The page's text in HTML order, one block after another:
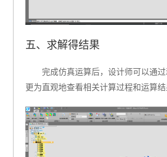
五、求解得结果
完成仿真运算后，设计师可以通过
更为直观地查看相关计算过程和运算结